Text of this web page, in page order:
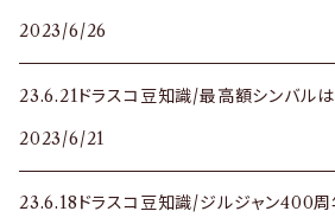
2023/6/26
23.6.21ドラスコ豆知識/最高額シンバルは
2023/6/21
23.6.18ドラスコ豆知識/ジルジャン400